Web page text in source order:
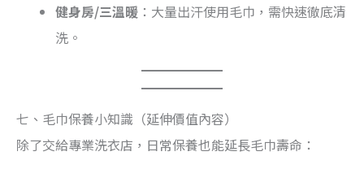
健身房/三溫暖 ：大量出汗使用毛巾，需快速徹底清
洗。
七、毛巾保養小知識（延伸價值內容）
除了交給專業洗衣店，日常保養也能延長毛巾壽命：